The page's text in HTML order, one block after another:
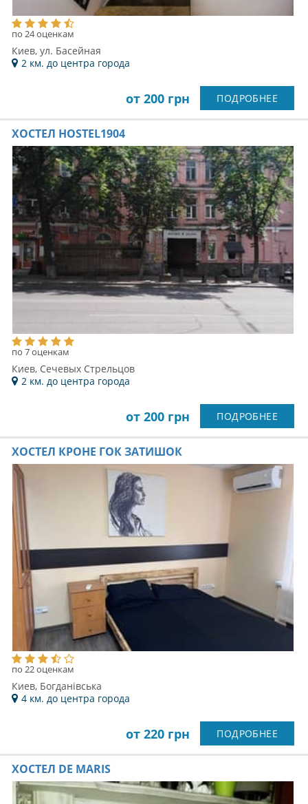
по 24 оценкам
Киев, ул. Басейная
2 км. до центра города
от 200 грн ПОДРОБНЕЕ
ХОСТЕЛ HOSTEL1904
по 7 оценкам
Киев, Сечевых Стрельцов
2 км. до центра города
от 200 грн ПОДРОБНЕЕ
ХОСТЕЛ КРОНЕ ГОК ЗАТИШОК
по 22 оценкам
Киев, Богданівська
4 км. до центра города
от 220 грн ПОДРОБНЕЕ
ХОСТЕЛ DE MARIS